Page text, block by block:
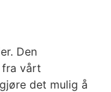
Den
fra vårt
det mulig å